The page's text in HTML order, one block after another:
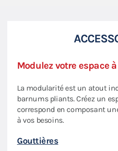
Modulez votre espace
La modularité est un atout
barnums pliants. Créez un
correspond en composant
à vos besoins.
Gouttières